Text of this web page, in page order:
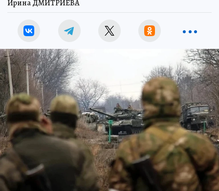
Ирина ДМИТРИЕВА